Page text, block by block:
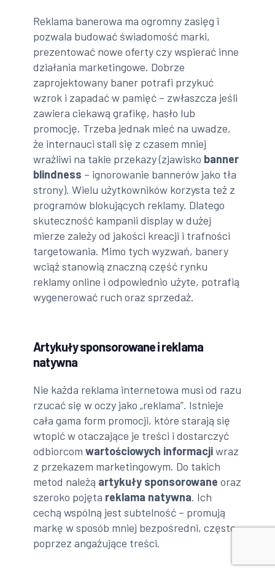
Reklama banerowa ma ogromny zasięg i
pozwala budować świadomość marki,
prezentować nowe oferty czy wspierać inne
działania marketingowe. Dobrze
zaprojektowany baner potrafi przykuć
wzrok i zapadać w pamięć – zwłaszcza jeśli
zawiera ciekawą grafikę, hasło lub
promocję. Trzeba jednak mieć na uwadze,
że internauci stali się z czasem mniej
wrażliwi na takie przekazy (zjawisko banner
blindness – ignorowanie bannerów jako tła
strony). Wielu użytkowników korzysta też z
programów blokujących reklamy. Dlatego
skuteczność kampanii display w dużej
mierze zależy od jakości kreacji i trafności
targetowania. Mimo tych wyzwań, banery
wciąż stanowią znaczną część rynku
reklamy online i odpowiednio użyte, potrafią
wygenerować ruch oraz sprzedaż.
Artykuły sponsorowane i reklama
natywna
Nie każda reklama internetowa musi od razu
rzucać się w oczy jako „reklama”. Istnieje
cała gama form promocji, które starają się
wtopić w otaczające je treści i dostarczyć
odbiorcomwartościowych informacjiwraz
z przekazem marketingowym. Do takich
metod należą artykuły sponsorowane oraz
szeroko pojęta reklama natywna. Ich
cechą wspólną jest subtelność – promują
markę w sposób mniej bezpośredni, często
poprzez angażujące treści.